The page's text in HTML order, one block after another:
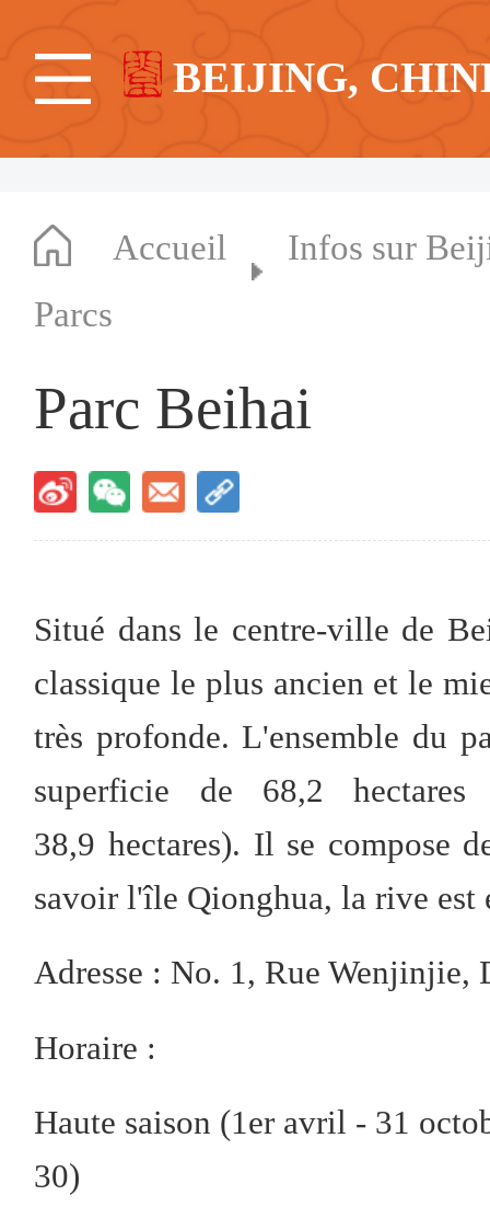
BEIJING,
Accueil
Infos sur
Parcs
Parc Beihai
Situé dans le centre-ville de
classique le plus ancien et le
très profonde. L'ensemble du
superficie de 68,2
38,9 hectares). Il se compose
savoir l'île Qionghua, la rive est
Adresse : No. 1, Rue
Horaire :
Haute saison (1er avril - 31
30)